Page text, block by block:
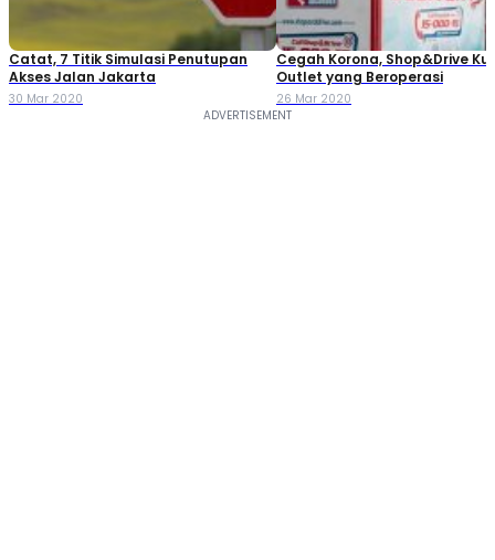
Catat, 7 Titik Simulasi Penutupan
Akses Jalan Jakarta
30 Mar 2020
Cegah Korona, Shop&Drive
Outlet yang Beroperasi
26 Mar 2020